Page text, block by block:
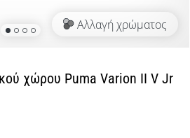
Αλλαγή χρώματος
χώρου Puma Varion II V Jr